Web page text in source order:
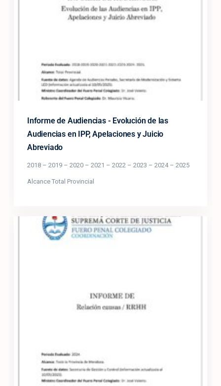
Informe de Audiencias - Evolución de las
Audiencias en IPP, Apelaciones y Juicio
Abreviado
2018 – 2019 – 2020 – 2021 – 2022 – 2023 – 2024 – 2025
Alcance Total Provincial